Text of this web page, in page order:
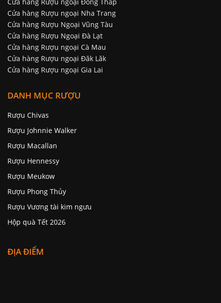
Cửa hàng Rượu ngoại Đồng Tháp
Cửa hàng Rượu ngoại Nha Trang
Cửa hàng Rượu Ngoại Vũng Tàu
Cửa hàng Rượu Ngoại Đà Lạt
Cửa hàng Rượu ngoại Cà Mau
Cửa hàng Rượu ngoại Đăk Lăk
Cửa hàng Rượu ngoại Gia Lai
DANH MỤC RƯỢU
Rượu Chivas
Rượu Johnnie Walker
Rượu Macallan
Rượu Hennessy
Rượu Meukow
Rượu Phong Thủy
Rượu Vương tài kim ngưu
Hộp quà Tết 2026
ĐỊA ĐIỂM